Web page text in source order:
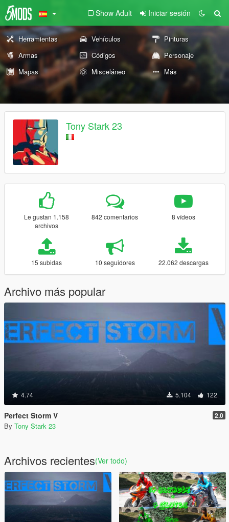
Show Adult Iniciar sesión
Herramientas Vehículos
Pinturas
Armas
Códigos
Personaje
Mapas
Misceláneo Más
Tony Stark 23
Le gustan 1.158
archivos
842 comentarios 8 vídeos
15 subidas 10 seguidores 22.062 descargas
Archivo más popular
4.74 5.104 122
Perfect Storm V 2.0
By Tony Stark 23
Archivos recientes(Ver todo)